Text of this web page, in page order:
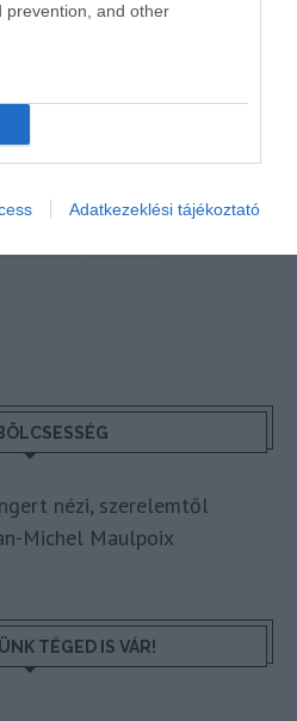
prevention, and other
Adatkezeklési tájékoztató
az aznapi friss cikkeket!
nézi, szerelemtől
Michel Maulpoix
TÉGED IS VÁR!